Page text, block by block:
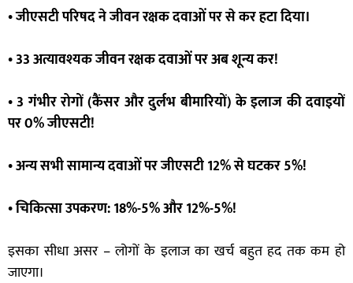
• जीएसटी परिषद ने जीवन रक्षक दवाओं पर से कर हटा दिया।
• 33 अत्यावश्यक जीवन रक्षक दवाओं पर अब शून्य कर!
• 3 गंभीर रोगों (कैंसर और दुर्लभ बीमारियों) के इलाज की दवाइयों
पर 0% जीएसटी!
• अन्य सभी सामान्य दवाओं पर जीएसटी 12% से घटकर 5%!
• चिकित्सा उपकरण: 18%-5% और 12%-5%!
इसका सीधा असर – लोगों के इलाज का खर्च बहुत हद तक कम हो
जाएगा।